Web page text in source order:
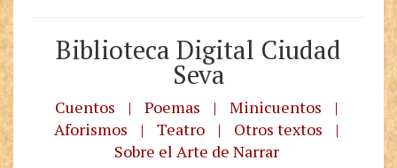
Biblioteca Digital Ciudad
Seva
Cuentos | Poemas | Minicuentos
|
Aforismos
| Teatro | Otros textos
|
Sobre el Arte de Narrar